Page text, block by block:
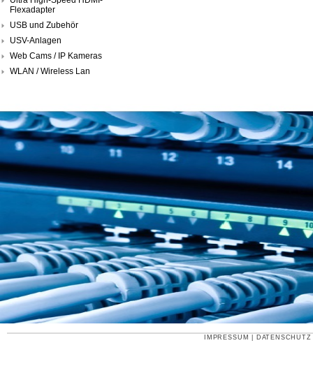
Flexadapter
USB und Zubehör
USV-Anlagen
Web Cams / IP Kameras
WLAN / Wireless Lan
IMPRESSUM DATENSCHUTZ